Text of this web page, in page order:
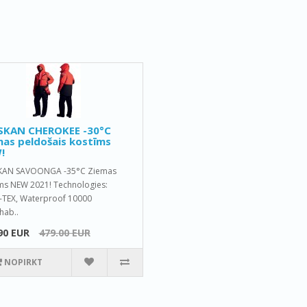
CHEROKEE -30°C
peldošais kostīms
SAVOONGA -35°C Ziemas
NEW 2021! Technologies:
TEX, Waterproof 10000
EUR 479.00 EUR
NOPIRKT